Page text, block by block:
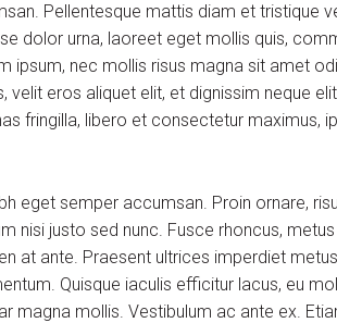
Pellentesque mattis diam et tristique
dolor urna, laoreet eget mollis quis,
ipsum, nec mollis risus magna sit amet
velit eros aliquet elit, et dignissim neque
fringilla, libero et consectetur maximus,
eget semper accumsan. Proin ornare,
nisi justo sed nunc. Fusce rhoncus,
at ante. Praesent ultrices imperdiet
Quisque iaculis efficitur lacus, eu
magna mollis. Vestibulum ac ante ex.